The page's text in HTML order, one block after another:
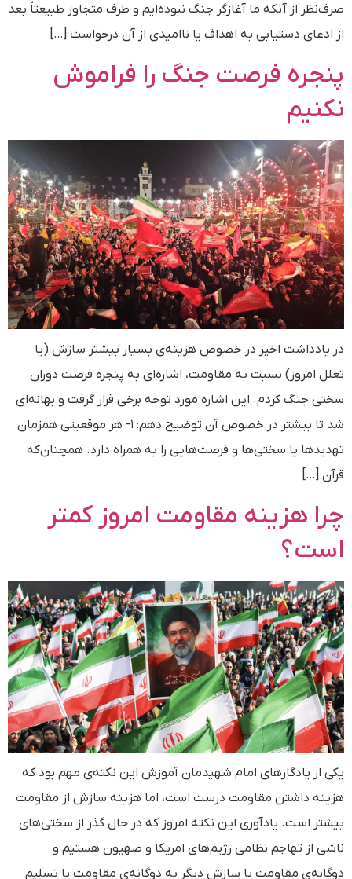
صرف‌نظر از آنکه ما آغازگر جنگ نبوده‌ایم و طرف متجاوز طبیعتاً بعد
از ادعای دستیابی به اهداف یا ناامیدی از آن درخواست […]
پنجره فرصت جنگ را فراموش
نکنیم
در یادداشت اخیر در خصوص هزینه‌ی بسیار بیشتر سازش (یا
تعلل امروز) نسبت به مقاومت، اشاره‌ای به پنجره فرصت دوران
سختی جنگ کردم. این اشاره مورد توجه برخی قرار گرفت و بهانه‌ای
شد تا بیشتر در خصوص آن توضیح دهم: ۱- هر موقعیتی همزمان
تهدیدها یا سختی‌ها و فرصت‌هایی را به همراه دارد. همچنان‌که
قرآن […]
چرا هزینه مقاومت امروز کمتر
است؟
یکی از یادگارهای امام شهیدمان آموزش این نکته‌ی مهم بود که
هزینه‌ داشتن مقاومت درست است، اما هزینه سازش از مقاومت
بیشتر است. یادآوری این نکته امروز که در حال گذر از سختی‌های
ناشی از تهاجم نظامی رژیم‌های امریکا و صهیون هستیم و
دوگانه‌ی مقاومت یا سازش دیگر به دوگانه‌ی مقاومت یا تسلیم